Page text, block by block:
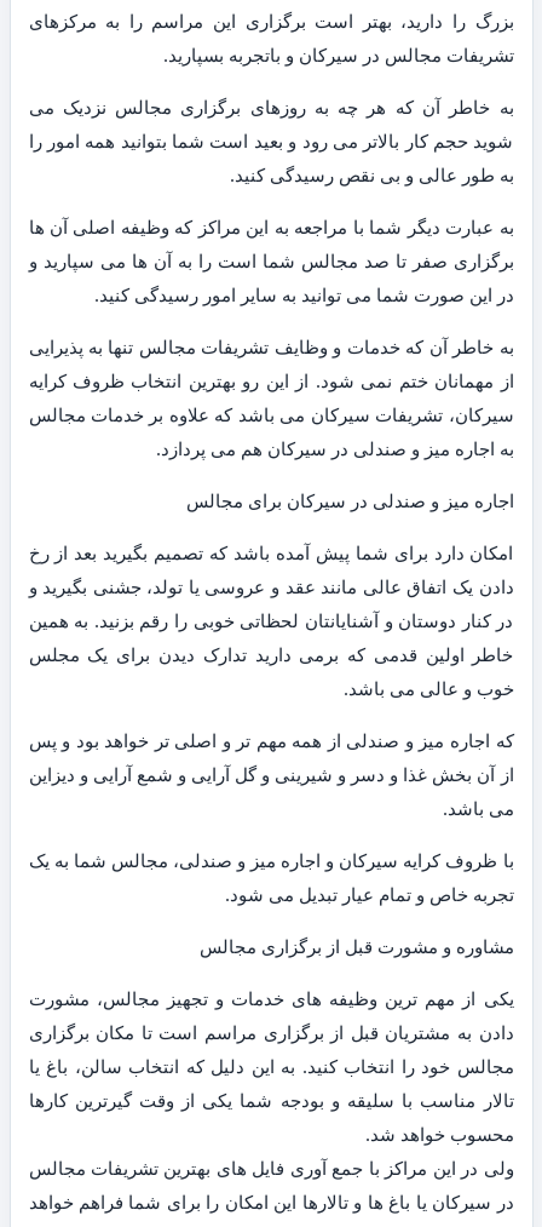
بزرگ را دارید، بهتر است برگزاری این مراسم را به مرکزهای
تشریفات مجالس در سیرکان و باتجربه بسپارید.
به خاطر آن که هر چه به روزهای برگزاری مجالس نزدیک می
شوید حجم کار بالاتر می رود و بعید است شما بتوانید همه امور را
به طور عالی و بی نقص رسیدگی کنید.
به عبارت دیگر شما با مراجعه به این مراکز که وظیفه اصلی آن ها
برگزاری صفر تا صد مجالس شما است را به آن ها می سپارید و
در این صورت شما می توانید به سایر امور رسیدگی کنید.
به خاطر آن که خدمات و وظایف تشریفات مجالس تنها به پذیرایی
از مهمانان ختم نمی شود. از این رو بهترین انتخاب ظروف کرایه
سیرکان، تشریفات سیرکان می باشد که علاوه بر خدمات مجالس
به اجاره میز و صندلی در سیرکان هم می پردازد.
اجاره میز و صندلی در سیرکان برای مجالس
امکان دارد برای شما پیش آمده باشد که تصمیم بگیرید بعد از رخ
دادن یک اتفاق عالی مانند عقد و عروسی یا تولد، جشنی بگیرید و
در کنار دوستان و آشنایانتان لحظاتی خوبی را رقم بزنید. به همین
خاطر اولین قدمی که برمی دارید تدارک دیدن برای یک مجلس
خوب و عالی می باشد.
که اجاره میز و صندلی از همه مهم تر و اصلی تر خواهد بود و پس
از آن بخش غذا و دسر و شیرینی و گل آرایی و شمع آرایی و دیزاین
می باشد.
با ظروف کرایه سیرکان و اجاره میز و صندلی، مجالس شما به یک
تجربه خاص و تمام عیار تبدیل می شود.
مشاوره و مشورت قبل از برگزاری مجالس
یکی از مهم ترین وظیفه های خدمات و تجهیز مجالس، مشورت
دادن به مشتریان قبل از برگزاری مراسم است تا مکان برگزاری
مجالس خود را انتخاب کنید. به این دلیل که انتخاب سالن، باغ یا
تالار مناسب با سلیقه و بودجه شما یکی از وقت گیرترین کارها
محسوب خواهد شد.
ولی در این مراکز با جمع آوری فایل های بهترین تشریفات مجالس
در سیرکان یا باغ ها و تالارها این امکان را برای شما فراهم خواهد